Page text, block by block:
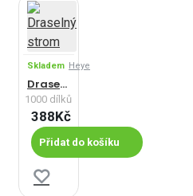
Skladem Heye
Draselný strom
1000 dílků
388Kč
Přidat do košíku